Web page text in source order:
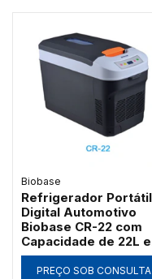
Biobase
Refrigerador Portátil
Digital Automotivo
Biobase CR-22 com
Capacidade de 22L e
Isolamento em
Poliuretano
PREÇO SOB CONSULTA